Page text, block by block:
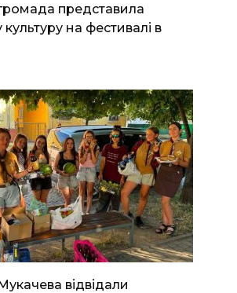
представила
культуру на фестивалі в
відвідали